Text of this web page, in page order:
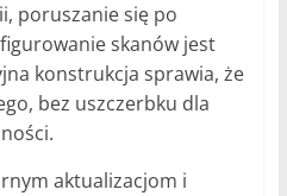
poruszanie się po
skanów jest
konstrukcja sprawia, że
bez uszczerbku dla
aktualizacjom i